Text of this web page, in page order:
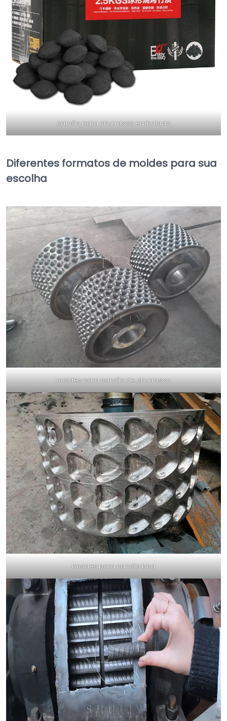
carvão para churrasco embalado
Diferentes formatos de moldes para sua
escolha
moldes para carvão de churrasco
moldes para carvão bba